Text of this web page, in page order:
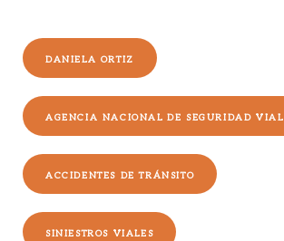
DANIELA ORTIZ
AGENCIA NACIONAL DE SEGURIDAD VIAL
ACCIDENTES DE TRÁNSITO
SINIESTROS VIALES